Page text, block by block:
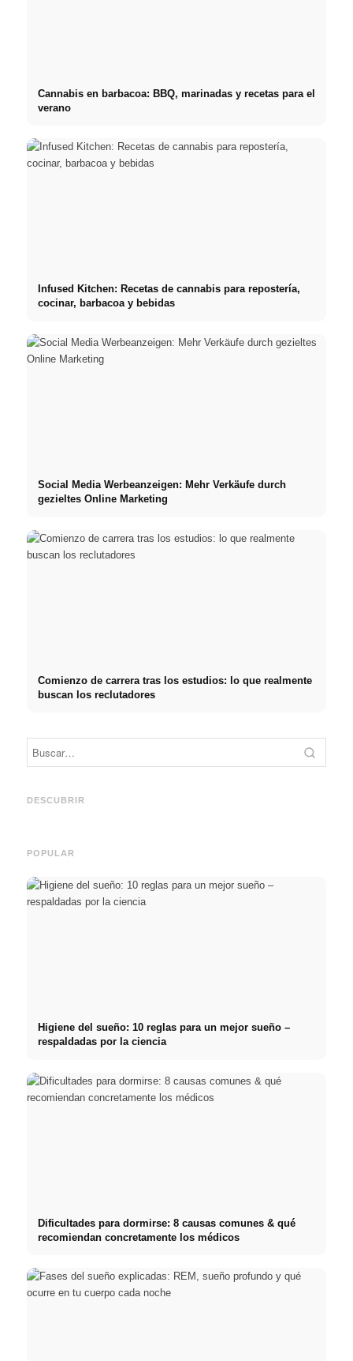
Cannabis en barbacoa: BBQ, marinadas y recetas para el
verano
Infused Kitchen: Recetas de cannabis para repostería,
cocinar, barbacoa y bebidas
Social Media Werbeanzeigen: Mehr Verkäufe durch
gezieltes Online Marketing
Comienzo de carrera tras los estudios: lo que realmente
buscan los reclutadores
DESCUBRIR
Práctica profesional en
y el camino directo hacia la
Financiar los estudios en
POPULAR
Higiene del sueño: 10 reglas para un mejor sueño –
respaldadas por la ciencia
Dificultades para dormirse: 8 causas comunes & qué
recomiendan concretamente los médicos